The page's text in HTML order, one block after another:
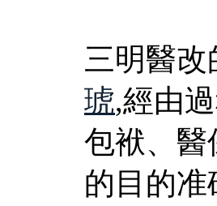
三明醫改
琥,經由
包袱、醫
的目的准